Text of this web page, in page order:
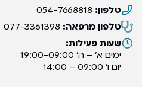
טלפון: 054-7668818
טלפון מרפאה: 077-3361398
שעות פעילות:
ימים א’ – ה’ 19:00-09:00
יום ו’ 09:00 – 14:00